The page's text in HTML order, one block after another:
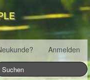
Anmelden